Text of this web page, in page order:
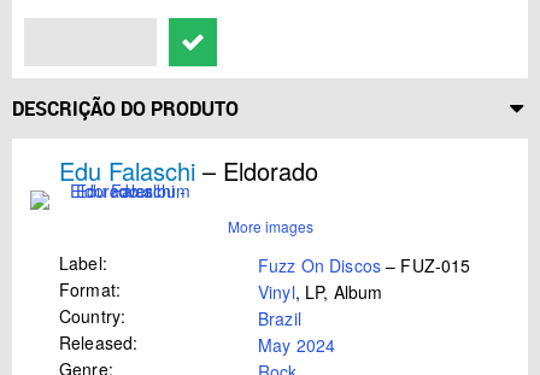
DESCRIÇÃO DO PRODUTO
Edu Falaschi – Eldorado
More images
Label: Fuzz On Discos– FUZ-015
Format:
Vinyl, LP, Album
Country:
Brazil
Released:
May 2024
Genre: